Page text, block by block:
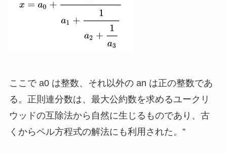
ここで a0 は整数、それ以外の an は正の整数であ
る。正則連分数は、最大公約数を求めるユークリ
ウッドの互除法から自然に生じるものであり、古
くからペル方程式の解法にも利用された。”